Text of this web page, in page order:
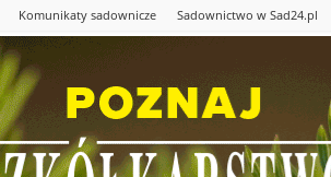
Komunikaty sadownicze Sadownictwo w Sad24.pl